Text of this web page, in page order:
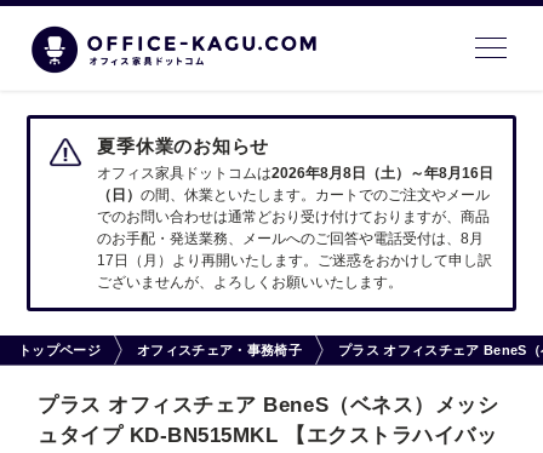
夏季休業のお知らせ
オフィス家具ドットコムは2026年8月8日（土）～年8月16日
（日）の間、休業といたします。カートでのご注文やメール
でのお問い合わせは通常どおり受け付けておりますが、商品
のお手配・発送業務、メールへのご回答や電話受付は、8月
17日（月）より再開いたします。ご迷惑をおかけして申し訳
ございませんが、よろしくお願いいたします。
トップページ オフィスチェア・事務椅子 プラス オフィスチェア BeneS
プラス オフィスチェア BeneS（ベネス）メッシ
ュタイプ KD-BN515MKL 【エクストラハイバッ